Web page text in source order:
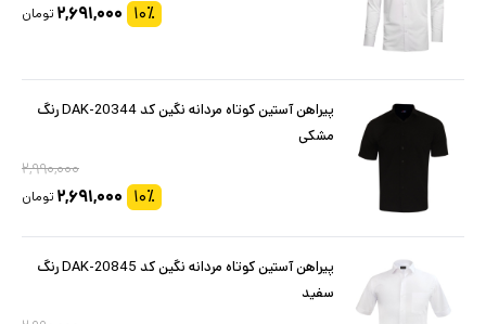
۱۰٪ ۲,۶۹۱,۰۰۰ تومان
پیراهن آستین کوتاه مردانه نگین کد DAK-20344 رنگ
مشکی
۲,۹۹۰,۰۰۰
۱۰٪ ۲,۶۹۱,۰۰۰ تومان
پیراهن آستین کوتاه مردانه نگین کد DAK-20845 رنگ
سفید